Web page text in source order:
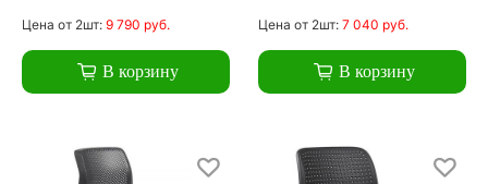
Цена от 2шт: 9 790 руб.
В корзину
Цена от 2шт: 7 040 руб.
В корзину